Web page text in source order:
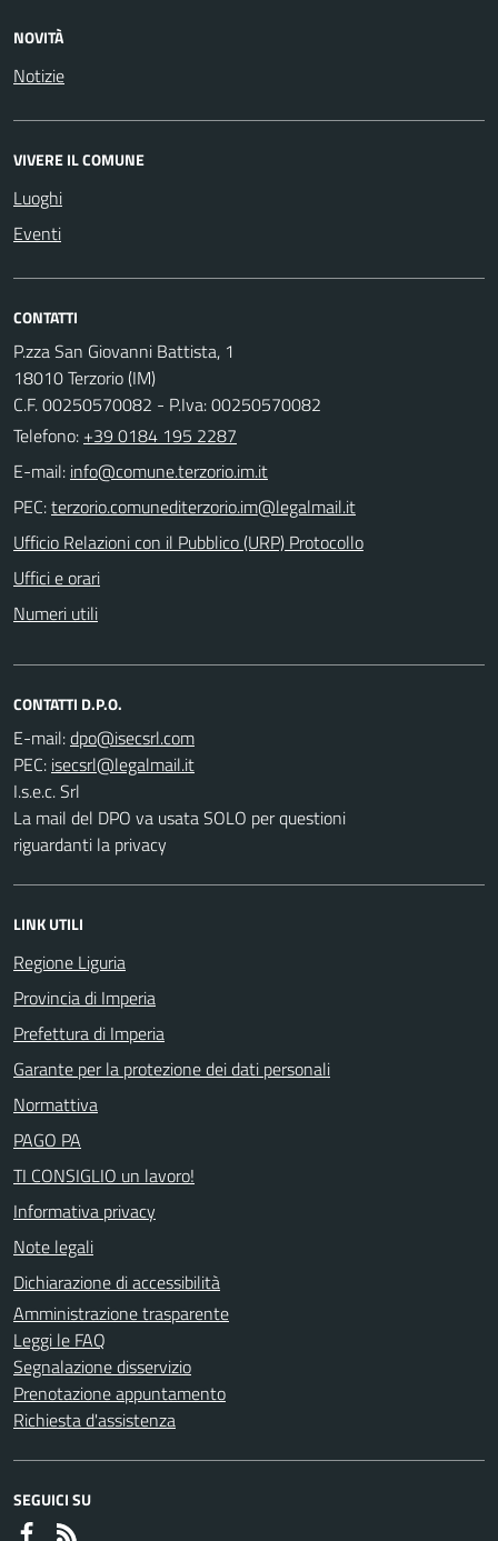
NOVITÀ
Notizie
VIVERE IL COMUNE
Luoghi
Eventi
CONTATTI
P.zza San Giovanni Battista, 1
18010 Terzorio (IM)
C.F. 00250570082 - P.Iva: 00250570082
Telefono: +39 0184 195 2287
E-mail:
PEC:
Ufficio Relazioni con il Pubblico (URP) Protocollo
Uffici e orari
Numeri utili
CONTATTI D.P.O.
E-mail:
PEC:
I.s.e.c. Srl
La mail del DPO va usata SOLO per questioni
riguardanti la privacy
LINK UTILI
Regione Liguria
Provincia di Imperia
Prefettura di Imperia
Garante per la protezione dei dati personali
Normattiva
PAGO PA
TI CONSIGLIO un lavoro!
Informativa privacy
Note legali
Dichiarazione di accessibilità
Amministrazione trasparente
Leggi le FAQ
Segnalazione disservizio
Prenotazione appuntamento
Richiesta d'assistenza
SEGUICI SU